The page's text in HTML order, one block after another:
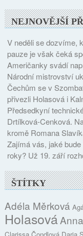
NEJNOVĚJŠÍ
V neděli se dozvíme,
pauze je však čeká
Američanky svádí
Národní mistrovství
Čechům se v
přivezli Holasová i
Předsedkyní
Drtílková-Cenková.
kromě Romana
Zajímá vás, jaké
roky? Už 19. září
ŠTÍTKY
Adéla Měrková
Holasová